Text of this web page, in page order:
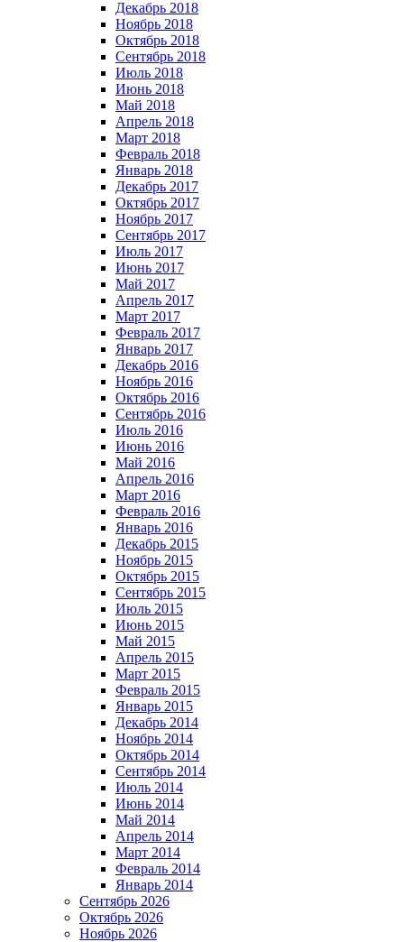
Декабрь 2018
Ноябрь 2018
Октябрь 2018
Сентябрь 2018
Июль 2018
Июнь 2018
Май 2018
Апрель 2018
Март 2018
Февраль 2018
Январь 2018
Декабрь 2017
Октябрь 2017
Ноябрь 2017
Сентябрь 2017
Июль 2017
Июнь 2017
Май 2017
Апрель 2017
Март 2017
Февраль 2017
Январь 2017
Декабрь 2016
Ноябрь 2016
Октябрь 2016
Сентябрь 2016
Июль 2016
Июнь 2016
Май 2016
Апрель 2016
Март 2016
Февраль 2016
Январь 2016
Декабрь 2015
Ноябрь 2015
Октябрь 2015
Сентябрь 2015
Июль 2015
Июнь 2015
Май 2015
Апрель 2015
Март 2015
Февраль 2015
Январь 2015
Декабрь 2014
Ноябрь 2014
Октябрь 2014
Сентябрь 2014
Июль 2014
Июнь 2014
Май 2014
Апрель 2014
Март 2014
Февраль 2014
Январь 2014
Сентябрь 2026
Октябрь 2026
Ноябрь 2026